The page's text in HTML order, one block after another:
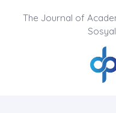
The Journal of